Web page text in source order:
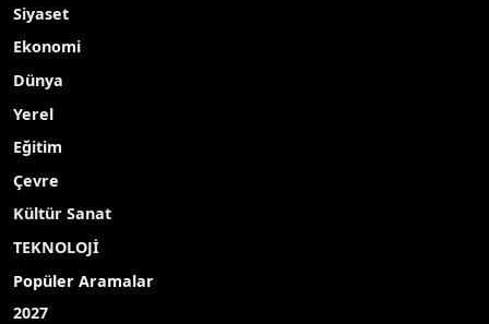
Siyaset
Ekonomi
Dünya
Yerel
Eğitim
Çevre
Kültür Sanat
TEKNOLOJİ
Popüler Aramalar
2027